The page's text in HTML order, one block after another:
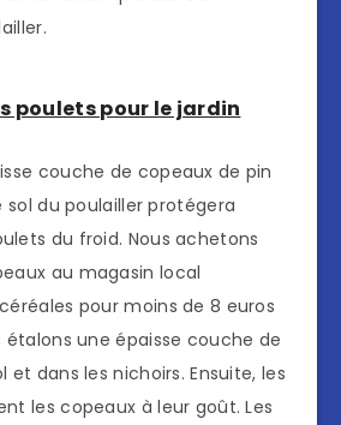
poulets pour le jardin
couche de copeaux de pin
sol du poulailler protégera
du froid. Nous achetons
au magasin local
pour moins de 8 euros
étalons une épaisse couche de
et dans les nichoirs. Ensuite, les
les copeaux à leur goût. Les